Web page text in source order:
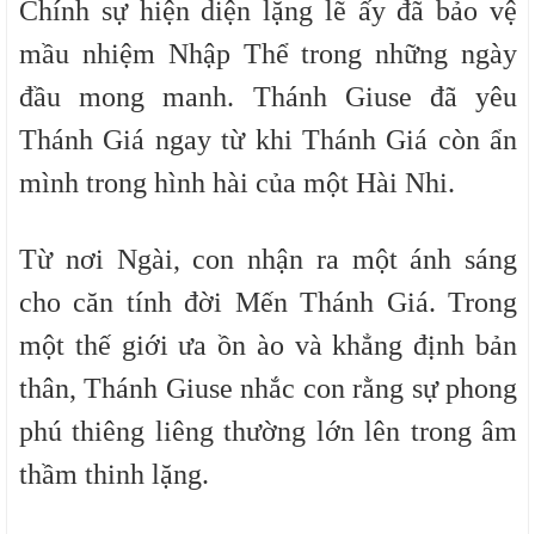
Chính sự hiện diện lặng lẽ ấy đã bảo vệ
mầu nhiệm Nhập Thể trong những ngày
đầu mong manh. Thánh Giuse đã yêu
Thánh Giá ngay từ khi Thánh Giá còn ẩn
mình trong hình hài của một Hài Nhi.
Từ nơi Ngài, con nhận ra một ánh sáng
cho căn tính đời Mến Thánh Giá. Trong
một thế giới ưa ồn ào và khẳng định bản
thân, Thánh Giuse nhắc con rằng sự phong
phú thiêng liêng thường lớn lên trong âm
thầm thinh lặng.